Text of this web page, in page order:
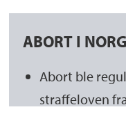
ABORT I
Abort ble
straffeloven